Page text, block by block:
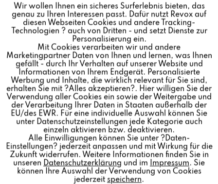
um originalgetreue Studio-Klangqualität zu
erleben: Vom schlanken, kompromisslosen
HighEnd-Standlautsprecher und
Kompaktlautsprecher bis hin zum unsichtbar
installierten Wand- und Deckenlautsprecher.
Mehr lesen
TESTBERICHT B77 MK III IM MAGAZIN
FIDELITY:COMEBACK EINER LEGENDE
Von: Revox Deutschland 01.07.25 12:30
Marketing Inaktiv
Tracking Inaktiv
Personalisierung Inaktiv
Service Inaktiv
Wir wollen Ihnen ein sicheres Surferlebnis bieten, das
genau zu Ihren Interessen passt. Dafür nutzt Revox auf
diesen Webseiten Cookies und andere Tracking-
Technologien ? auch von Dritten - und setzt Dienste zur
Personalisierung ein.
Mit Cookies verarbeiten wir und andere
Marketingpartner Daten von Ihnen und lernen, was Ihnen
gefällt - durch Ihr Verhalten auf unserer Website und
Informationen von Ihrem Endgerät. Personalisierte
Werbung und Inhalte, die wirklich relevant für Sie sind,
erhalten Sie mit ?Alles akzeptieren?. Hier willigen Sie der
Verwendung aller Cookies ein sowie der Weitergabe und
der Verarbeitung Ihrer Daten in Staaten außerhalb der
EU/des EWR. Für eine individuelle Auswahl können Sie
unter Datenschutzeinstellungen jede Kategorie auch
einzeln aktivieren bzw. deaktivieren.
Alle Einwilligungen können Sie unter ?Daten-
Einstellungen? jederzeit anpassen und mit Wirkung für die
Zukunft widerrufen. Weitere Informationen finden Sie in
unseren Datenschutzerklärung und im Impressum. Sie
können Ihre Auswahl der Verwendung von Cookies
jederzeit speichern.